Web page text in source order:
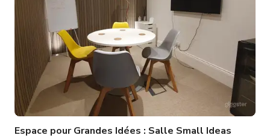
Espace pour Grandes Idées : Salle Small Ideas